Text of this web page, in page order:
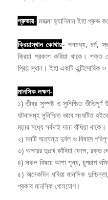
প্রুভার- মহাত্মা হ্যানিমান ইহা প্রুভ
ক্রিয়াস্থান কোথায়- গলমধ্য, চর্ম,
ক্রিয়া প্রকাশ করিয়া থাকে। শক্ত
প্রিয় স্থান। ইহা একটি এন্টিসোরিক
মানসিক লক্ষণ-
১) তীব্র সুস্পষ্ট ও সুনিশ্চিত
ঘটনাসমূহ সুনিশ্চিত ভাবে সংঘটিত
মনের মধ্যে সর্বদাই দানা বাঁধিয়া থাকে।
২) মনটি অত্যন্ত দুর্বল ও বিষাদে
৩) অপরের দুঃখে কাঁদিয়া ফেলে, রক্ত
৪) সকল বিষয়ে আশা শূন্য, চুপচাপ
৫) অনেকদিন ধরিয়া মানসিক
প্রকার মানসিক গোলযোগ।